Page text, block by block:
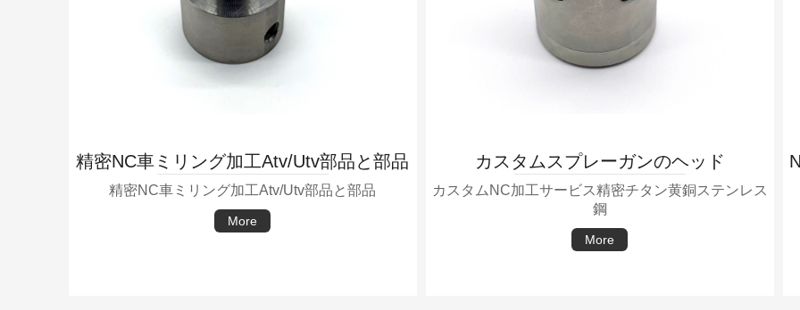
精密NC車ミリング加工Atv/Utv部品と部品
精密NC車ミリング加工Atv/Utv部品と部品
More
カスタムスプレーガンのヘッド
カスタムNC加工サービス精密チタン黄銅ステンレス
鋼
More